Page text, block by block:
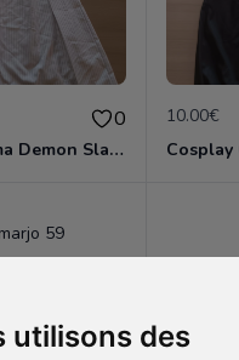
utilisons des
0
Cosplay Doma Demon Slayer
10.00€
marjo 59